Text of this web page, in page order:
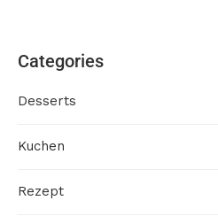
Categories
Desserts
Kuchen
Rezept